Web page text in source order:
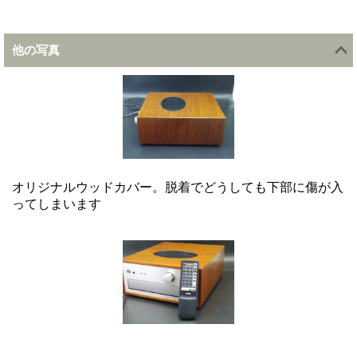
他の写真
オリジナルウッドカバー。脱着でどうしても下部に傷が入
ってしまいます